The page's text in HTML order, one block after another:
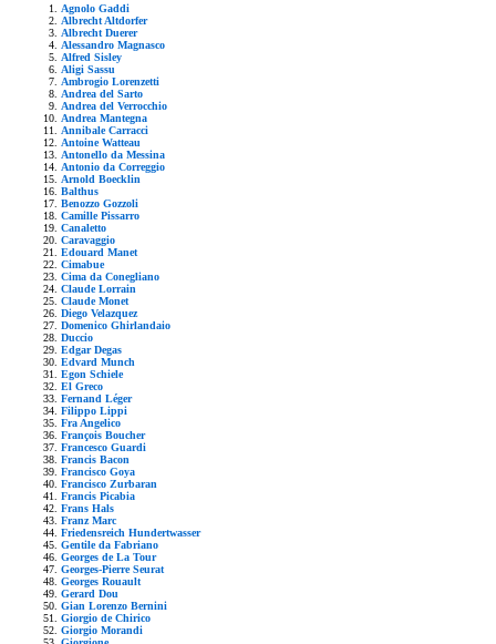
Agnolo Gaddi
Albrecht Altdorfer
Albrecht Duerer
Alessandro Magnasco
Alfred Sisley
Aligi Sassu
Ambrogio Lorenzetti
Andrea del Sarto
Andrea del Verrocchio
Andrea Mantegna
Annibale Carracci
Antoine Watteau
Antonello da Messina
Antonio da Correggio
Arnold Boecklin
Balthus
Benozzo Gozzoli
Camille Pissarro
Canaletto
Caravaggio
Edouard Manet
Cimabue
Cima da Conegliano
Claude Lorrain
Claude Monet
Diego Velazquez
Domenico Ghirlandaio
Duccio
Edgar Degas
Edvard Munch
Egon Schiele
El Greco
Fernand Léger
Filippo Lippi
Fra Angelico
François Boucher
Francesco Guardi
Francis Bacon
Francisco Goya
Francisco Zurbaran
Francis Picabia
Frans Hals
Franz Marc
Friedensreich Hundertwasser
Gentile da Fabriano
Georges de La Tour
Georges-Pierre Seurat
Georges Rouault
Gerard Dou
Gian Lorenzo Bernini
Giorgio de Chirico
Giorgio Morandi